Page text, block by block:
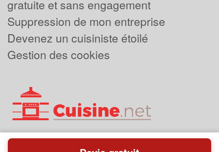
gratuite et sans engagement
Suppression de mon entreprise
Devenez un cuisiniste étoilé
Gestion des cookies